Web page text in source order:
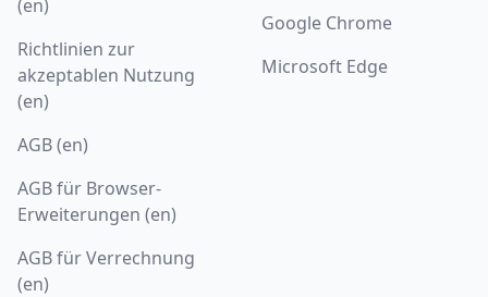
(en)
Richtlinien zur
akzeptablen Nutzung
(en)
AGB (en)
AGB für Browser-
Erweiterungen (en)
AGB für Verrechnung
(en)
Google Chrome
Microsoft Edge